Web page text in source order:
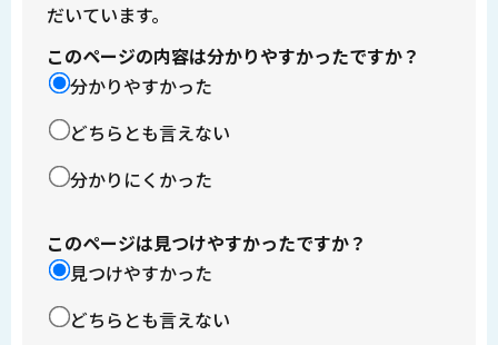
だいています。
このページの内容は分かりやすかったですか？
分かりやすかった
どちらとも言えない
分かりにくかった
このページは見つけやすかったですか？
見つけやすかった
どちらとも言えない